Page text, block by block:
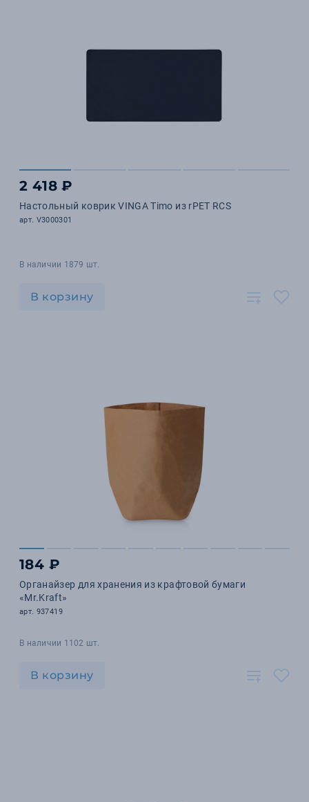
2 418 ₽
Настольный коврик VINGA Timo из rPET RCS
арт. V3000301
В наличии 1879 шт.
В корзину
184 ₽
Органайзер для хранения из крафтовой бумаги
«Mr.Kraft»
арт. 937419
В наличии 1102 шт.
В корзину